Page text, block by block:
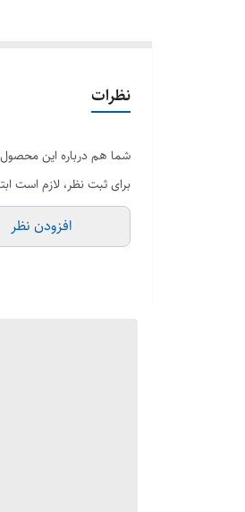
نظرات
شما هم درباره این محصول
برای ثبت نظر، لازم است
افزودن نظر